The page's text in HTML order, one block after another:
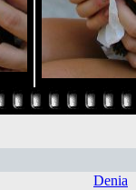
Denia